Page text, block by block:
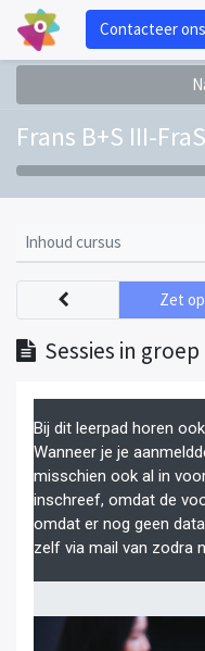
Contacteer ons
Frans B+S III-
Inhoud cursus
Sessies in groep
Zet
Bij dit leerpad horen
Wanneer je je
misschien ook al in
inschreef, omdat de
omdat er nog geen
zelf via mail van zodra